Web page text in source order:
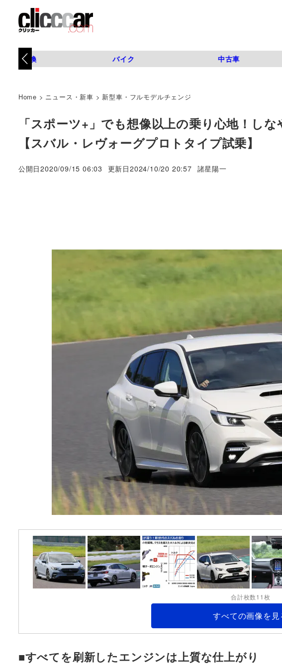
タイヤ交換 バイク 中古車
Home > ニュース・新車 > 新型車・フルモデルチェンジ
「スポーツ+」でも想像以上の乗り心地！し
【スバル・レヴォーグプロトタイプ試乗】
公開日2020/09/15 06:03 更新日2024/10/20 20:57 著
諸星陽一
合計枚数11枚
すべての画像を見
■すべてを刷新したエンジンは上質な仕上がり